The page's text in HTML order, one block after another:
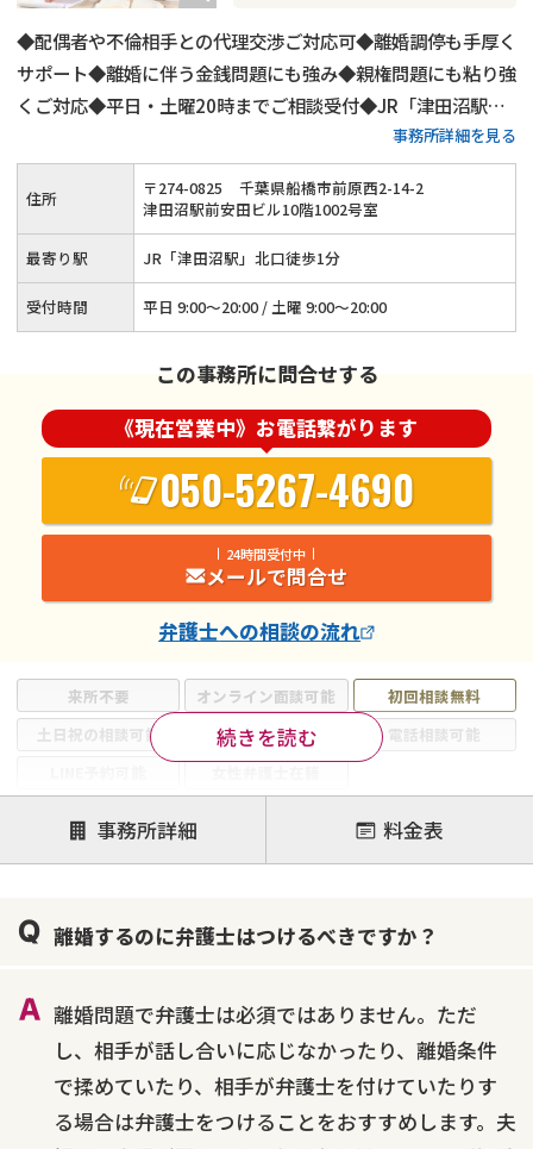
◆配偶者や不倫相手との代理交渉ご対応可◆離婚調停も手厚く
サポート◆離婚に伴う金銭問題にも強み◆親権問題にも粘り強
くご対応◆平日・土曜20時までご相談受付◆JR「津田沼駅」
事務所詳細を見る
来所不要 オンライン面談可能
初回相談無料
土日祝の相談可能
19時以降電話可能
電話相談可能
注力案件
離婚前相談
離婚調停
離婚裁判
不貞・不倫慰謝料請求
国際離婚
養育費問題
続きを読む
住所 〒274-0825
千葉県船橋市前原西2-14-2
津田沼駅前安田ビル10階1002号室
最寄り駅 JR「津田沼駅」北口徒歩1分
受付時間 平日 9:00～20:00 / 土曜 9:00～20:00
この事務所に問合せする
《現在営業中》お電話繋がります
050-5267-4690
24時間受付中
メールで問合せ
弁護士への相談の流れ
事務所詳細 料金表
離婚するのに弁護士はつけるべきですか？
離婚問題で弁護士は必須ではありません。ただ
し、相手が話し合いに応じなかったり、離婚条件
で揉めていたり、相手が弁護士を付けていたりす
る場合は弁護士をつけることをおすすめします。夫